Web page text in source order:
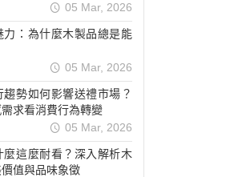
05 Mar, 2026
力：為什麼木製品總是能
05 Mar, 2026
趨勢如何影響送禮市場？
求看消費行為轉變
05 Mar, 2026
麼這麼耐看？深入解析木
值與品味象徵